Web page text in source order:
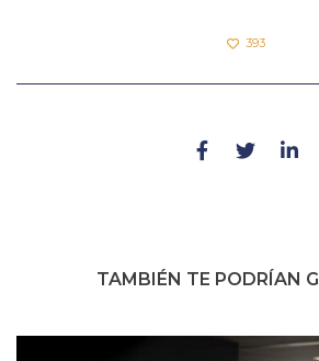
393
TAMBIÉN TE PODRÍAN